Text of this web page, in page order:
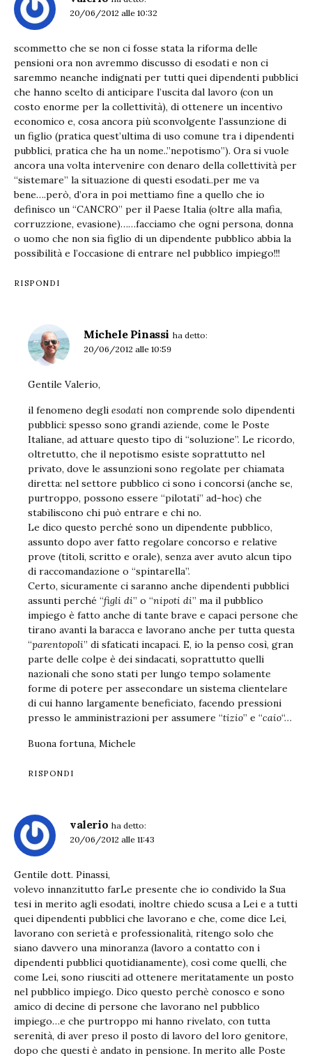
20/06/2012 alle 10:32
scommetto che se non ci fosse stata la riforma delle
pensioni ora non avremmo discusso di esodati e non ci
saremmo neanche indignati per tutti quei dipendenti pubblici
che hanno scelto di anticipare l’uscita dal lavoro (con un
costo enorme per la collettività), di ottenere un incentivo
economico e, cosa ancora più sconvolgente l’assunzione di
un figlio (pratica quest’ultima di uso comune tra i dipendenti
pubblici, pratica che ha un nome..”nepotismo”). Ora si vuole
ancora una volta intervenire con denaro della collettività per
“sistemare” la situazione di questi esodati..per me va
bene….però, d’ora in poi mettiamo fine a quello che io
definisco un “CANCRO” per il Paese Italia (oltre alla mafia,
corruzzione, evasione)……facciamo che ogni persona, donna
o uomo che non sia figlio di un dipendente pubblico abbia la
possibilità e l’occasione di entrare nel pubblico impiego!!!
RISPONDI
Michele Pinassi ha detto:
20/06/2012 alle 10:59
Gentile Valerio,
il fenomeno degli esodati non comprende solo dipendenti
pubblici: spesso sono grandi aziende, come le Poste
Italiane, ad attuare questo tipo di “soluzione”. Le ricordo,
oltretutto, che il nepotismo esiste soprattutto nel
privato, dove le assunzioni sono regolate per chiamata
diretta: nel settore pubblico ci sono i concorsi (anche se,
purtroppo, possono essere “pilotati” ad-hoc) che
stabiliscono chi può entrare e chi no.
Le dico questo perché sono un dipendente pubblico,
assunto dopo aver fatto regolare concorso e relative
prove (titoli, scritto e orale), senza aver avuto alcun tipo
di raccomandazione o “spintarella”.
Certo, sicuramente ci saranno anche dipendenti pubblici
assunti perché “figli di” o “nipoti di” ma il pubblico
impiego è fatto anche di tante brave e capaci persone che
tirano avanti la baracca e lavorano anche per tutta questa
“parentopoli” di sfaticati incapaci. E, io la penso così, gran
parte delle colpe è dei sindacati, soprattutto quelli
nazionali che sono stati per lungo tempo solamente
forme di potere per assecondare un sistema clientelare
di cui hanno largamente beneficiato, facendo pressioni
presso le amministrazioni per assumere “tizio” e “caio“…
Buona fortuna, Michele
RISPONDI
valerio ha detto:
20/06/2012 alle 11:43
Gentile dott. Pinassi,
volevo innanzitutto farLe presente che io condivido la Sua
tesi in merito agli esodati, inoltre chiedo scusa a Lei e a tutti
quei dipendenti pubblici che lavorano e che, come dice Lei,
lavorano con serietà e professionalità, ritengo solo che
siano davvero una minoranza (lavoro a contatto con i
dipendenti pubblici quotidianamente), così come quelli, che
come Lei, sono riusciti ad ottenere meritatamente un posto
nel pubblico impiego. Dico questo perchè conosco e sono
amico di decine di persone che lavorano nel pubblico
impiego…e che purtroppo mi hanno rivelato, con tutta
serenità, di aver preso il posto di lavoro del loro genitore,
dopo che questi è andato in pensione. In merito alle Poste